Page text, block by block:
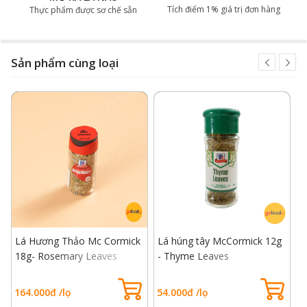
có mùi thơm đặc trưng, vị khá giống hạt thông và mùi
Lá hương thảo khô
Vậy mua lá hương thảo khô ở đâu? Ở đâu bán lá
hương thảo khô đảm bảo chất lượnglà câu hỏi được
Thực phẩm được sơ chế sẵn Tích điểm 1% giá trị đơn hàng
Sản phẩm cùng loại
Lá Hương Thảo Mc Cormick
18g- Rosemary Leaves
164.000đ /lọ
Lá húng tây McCormick 12g
- Thyme Leaves
54.000đ /lọ